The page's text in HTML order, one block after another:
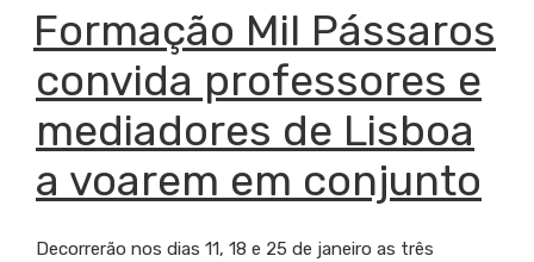
Lisboa:
Inscrições
abertas”
PUBLICADO
EM
Formação Mil Pássaros
convida professores e
mediadores de Lisboa
a voarem em conjunto
Decorrerão nos dias 11, 18 e 25 de janeiro as três